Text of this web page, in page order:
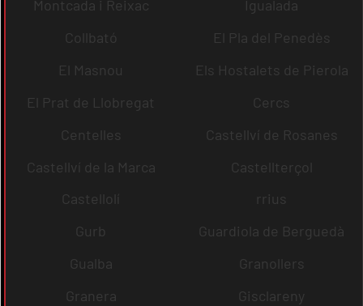
Montcada i Reixac
Igualada
Collbató
El Pla del Penedès
El Masnou
Els Hostalets de Pierola
El Prat de Llobregat
Cercs
Centelles
Castellví de Rosanes
Castellví de la Marca
Castellterçol
Castellolí
rrius
Gurb
Guardiola de Berguedà
Gualba
Granollers
Granera
Gisclareny